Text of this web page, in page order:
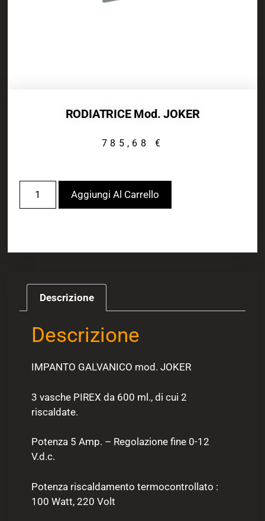
RODIATRICE Mod. JOKER
785,68 €
Aggiungi Al Carrello
Descrizione
Descrizione
IMPANTO GALVANICO mod. JOKER
3 vasche PIREX da 600 ml., di cui 2
riscaldate.
Potenza 5 Amp. – Regolazione fine 0-12
V.d.c.
Potenza riscaldamento termocontrollato :
100 Watt, 220 Volt